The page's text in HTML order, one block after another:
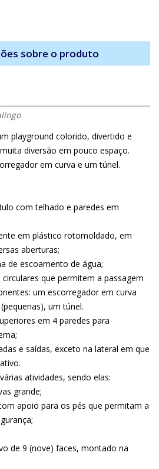
sobre o produto
playground colorido, divertido e
diversão em pouco espaço.
em curva e um túnel.
com telhado e paredes em
em plástico rotomoldado, em
aberturas;
de escoamento de água;
que permitem a passagem
um escorregador em curva
um túnel.
em 4 paredes para
e saídas, exceto na lateral em que
atividades, sendo elas:
grande;
apoio para os pés que permitam a
de 9 (nove) faces, montado na